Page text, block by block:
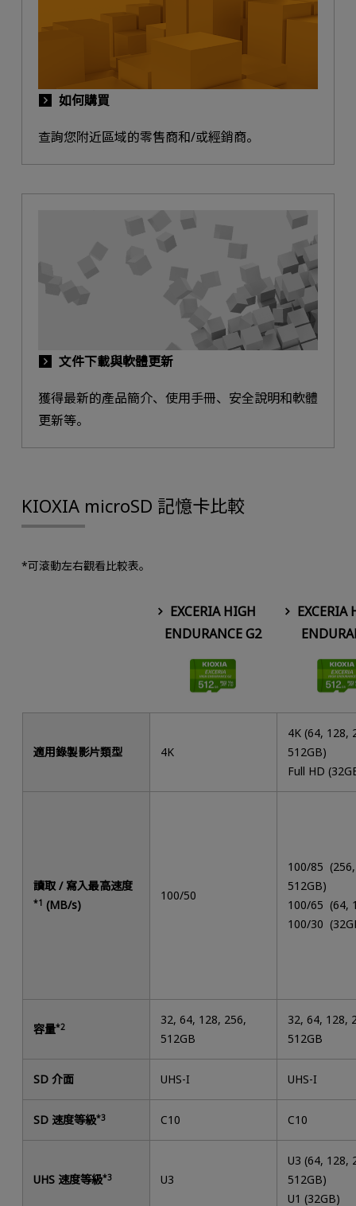
如何購買
查詢您附近區域的零售商和/或經銷商。
文件下載與軟體更新
獲得最新的產品簡介、使用手冊、安全說明和軟體
更新等。
KIOXIA microSD 記憶卡比較
*可滾動左右觀看比較表。
EXCERIA HIGH
ENDURANCE G2
EXCERIA
適用錄製影片類型 4K
4K (64, 128,
512GB)
Full HD
讀取 / 寫入最高速度
*1 (MB/s)
100/50
100/85 (256,
512GB)
100/65 (64,
100/30
容量*2
32, 64, 128, 256,
512GB
32, 64, 128,
512GB
SD 介面 UHS-I UHS-I
SD 速度等級*3 C10 C10
UHS 速度等級*3 U3
U3 (64, 128,
512GB)
U1 (32GB)